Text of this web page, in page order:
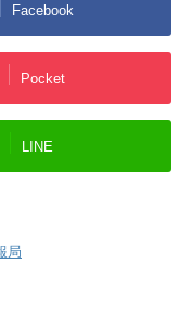
Facebook
Pocket
LINE
局